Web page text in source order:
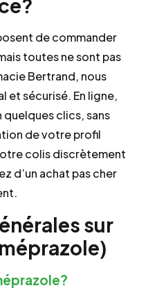
de commander
toutes ne sont pas
Bertrand, nous
et sécurisé. En ligne,
quelques clics, sans
de votre profil
colis discrètement
d’un achat pas cher
sur